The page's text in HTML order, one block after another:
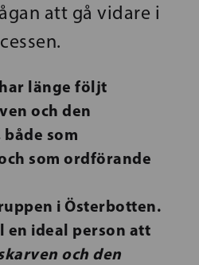
att gå vidare i
länge följt
och den
som
som ordförande
i Österbotten.
en ideal person att
och den